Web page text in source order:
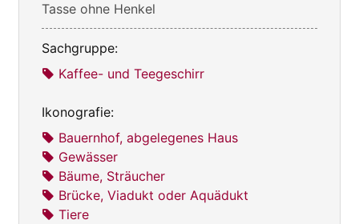
Tasse ohne Henkel
Sachgruppe:
Kaffee- und Teegeschirr
Ikonografie:
Bauernhof, abgelegenes Haus
Gewässer
Bäume, Sträucher
Brücke, Viadukt oder Aquädukt
Tiere